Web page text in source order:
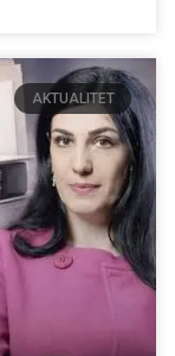
AKTUALITET